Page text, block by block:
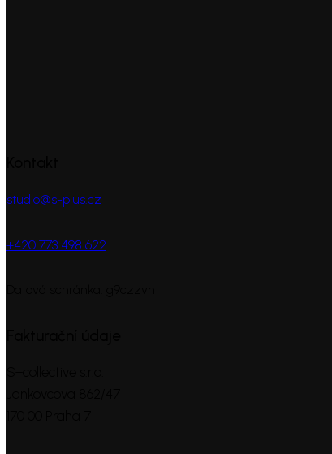
studio@s-plus.cz
+420 773 498 622